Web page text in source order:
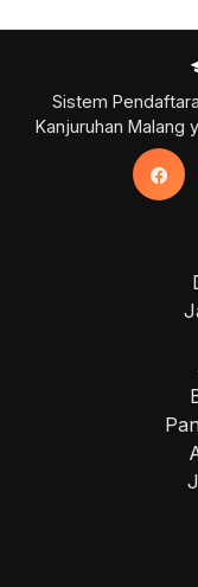
Sistem
Kanjuruhan Malang